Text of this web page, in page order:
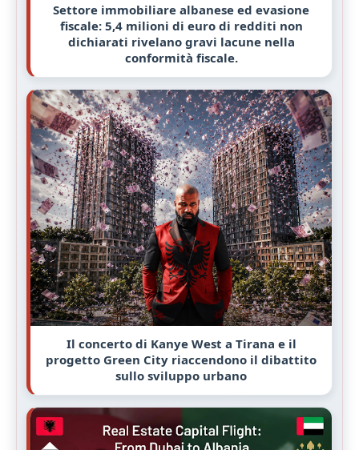
Settore immobiliare albanese ed evasione
fiscale: 5,4 milioni di euro di redditi non
dichiarati rivelano gravi lacune nella
conformità fiscale.
Il concerto di Kanye West a Tirana e il
progetto Green City riaccendono il dibattito
sullo sviluppo urbano